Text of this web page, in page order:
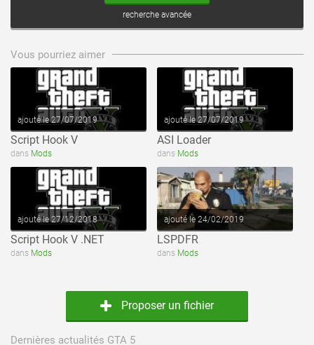
recherche avancée
Vous pourriez aimer
ajouté le 27/07/2019
Script Hook V
dans Mods
ajouté le 27/07/2019
ASI Loader
dans Mods
voir ce fichier
ajouté le 27/12/2018
Script Hook V .NET
dans Mods
voir ce fichier
ajouté le 24/02/2019
LSPDFR
dans Mods
Proposer un fichier
Dernières actualités GTA 5